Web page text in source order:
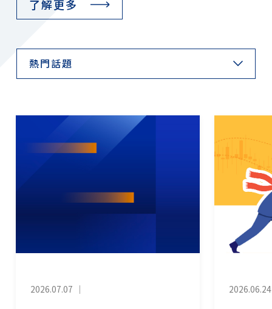
了解更多
熱門話題
2026.07.07 ｜ 2026.06.24